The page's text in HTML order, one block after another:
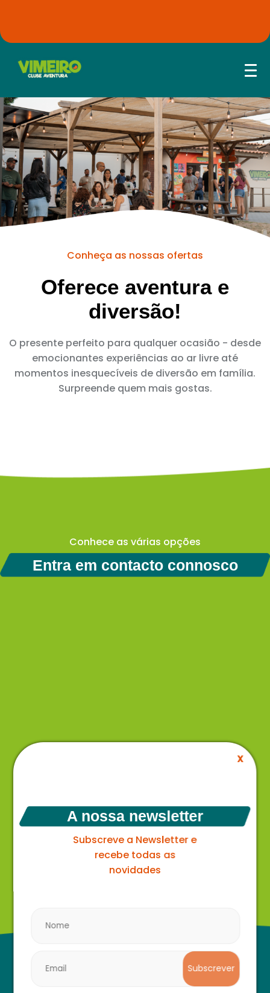
Conheça as nossas ofertas
Oferece aventura e
diversão!
O presente perfeito para qualquer ocasião - desde
emocionantes experiências ao ar livre até
momentos inesquecíveis de diversão em família.
Surpreende quem mais gostas.
Conhece as várias opções
Entra em contacto connosco
X
A nossa newsletter
Subscreve a Newsletter e
recebe todas as
novidades
Subscrever